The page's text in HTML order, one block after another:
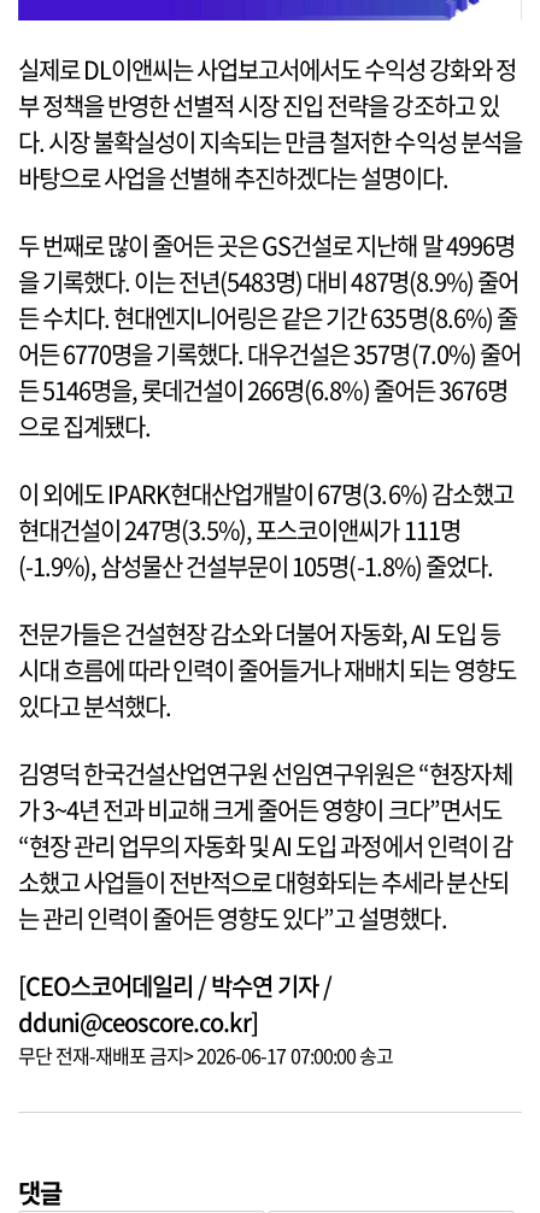
실제로 DL이앤씨는 사업보고서에서도 수익성 강화와 정
부 정책을 반영한 선별적 시장 진입 전략을 강조하고 있
다. 시장 불확실성이 지속되는 만큼 철저한 수익성 분석을
바탕으로 사업을 선별해 추진하겠다는 설명이다.
두 번째로 많이 줄어든 곳은 GS건설로 지난해 말 4996명
을 기록했다. 이는 전년(5483명) 대비 487명(8.9%) 줄어
든 수치다. 현대엔지니어링은 같은 기간 635명(8.6%) 줄
어든 6770명을 기록했다. 대우건설은 357명(7.0%) 줄어
든 5146명을, 롯데건설이 266명(6.8%) 줄어든 3676명
으로 집계됐다.
이 외에도 IPARK현대산업개발이 67명(3.6%) 감소했고
현대건설이 247명(3.5%), 포스코이앤씨가 111명
(-1.9%), 삼성물산 건설부문이 105명(-1.8%) 줄었다.
전문가들은 건설현장 감소와 더불어 자동화, AI 도입 등
시대 흐름에 따라 인력이 줄어들거나 재배치 되는 영향도
있다고 분석했다.
김영덕 한국건설산업연구원 선임연구위원은 “현장자체
가 3~4년 전과 비교해 크게 줄어든 영향이 크다”면서도
“현장 관리 업무의 자동화 및 AI 도입 과정에서 인력이 감
소했고 사업들이 전반적으로 대형화되는 추세라 분산되
는 관리 인력이 줄어든 영향도 있다”고 설명했다.
[CEO스코어데일리 / 박수연 기자 /
dduni@ceoscore.co.kr]
무단 전재-재배포 금지> 2026-06-17 07:00:00 송고
댓글